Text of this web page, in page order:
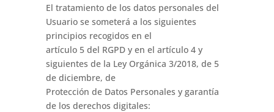
El tratamiento de los datos personales del
Usuario se someterá a los siguientes
principios recogidos en el
artículo 5 del RGPD y en el artículo 4 y
siguientes de la Ley Orgánica 3/2018, de 5
de diciembre, de
Protección de Datos Personales y garantía
de los derechos digitales: